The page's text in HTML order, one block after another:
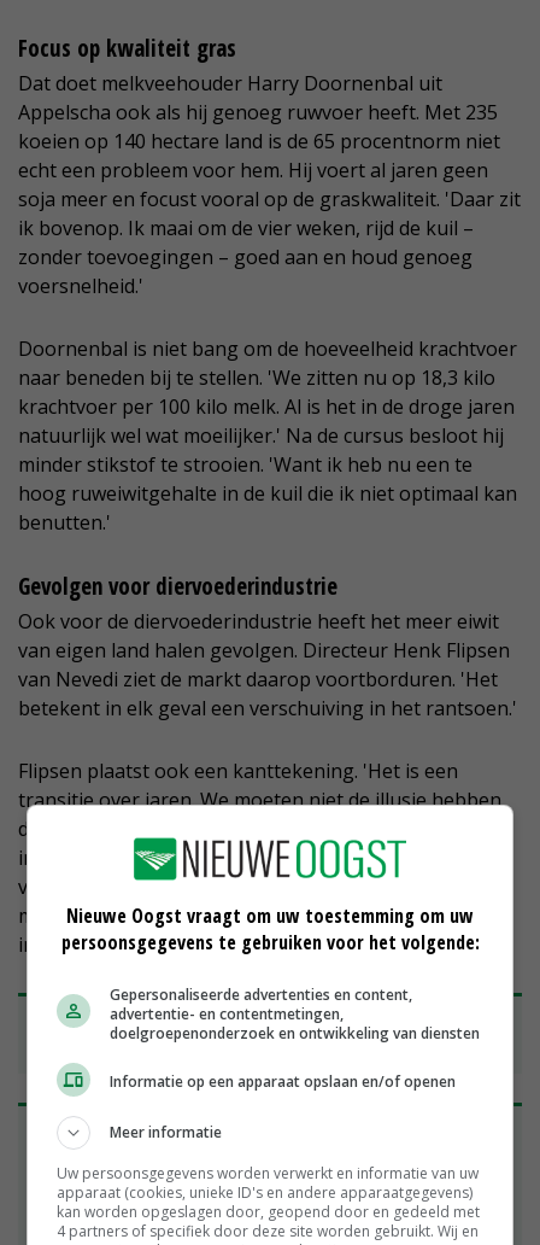
Focus op kwaliteit gras
Dat doet melkveehouder Harry Doornenbal uit
Appelscha ook als hij genoeg ruwvoer heeft. Met 235
koeien op 140 hectare land is de 65 procentnorm niet
echt een probleem voor hem. Hij voert al jaren geen
soja meer en focust vooral op de graskwaliteit. 'Daar zit
ik bovenop. Ik maai om de vier weken, rijd de kuil –
zonder toevoegingen – goed aan en houd genoeg
voersnelheid.'
Doornenbal is niet bang om de hoeveelheid krachtvoer
naar beneden bij te stellen. 'We zitten nu op 18,3 kilo
krachtvoer per 100 kilo melk. Al is het in de droge jaren
natuurlijk wel wat moeilijker.' Na de cursus besloot hij
minder stikstof te strooien. 'Want ik heb nu een te
hoog ruweiwitgehalte in de kuil die ik niet optimaal kan
benutten.'
Gevolgen voor diervoederindustrie
Ook voor de diervoederindustrie heeft het meer eiwit
van eigen land halen gevolgen. Directeur Henk Flipsen
van Nevedi ziet de markt daarop voortborduren. 'Het
betekent in elk geval een verschuiving in het rantsoen.'
Flipsen plaatst ook een kanttekening. 'Het is een
transitie over jaren. We moeten niet de illusie hebben
dat we de komende twintig jaar kunnen zonder de
import van sojaeiwit. Dat is nu gewoon nog nodig om
volwaardige rantsoenen voor landbouwdieren te
maken. Als er over 25 jaar uitstekende eiwitteelten zijn
in Europa, is dat prima. Maar zover is het nu nog niet.'
'Als iedereen 5 procent verbetert, zijn we op
De Nederlandse melkveehouderij is altijd een
grondgebonden sector geweest. Een goede
verhouding tussen grond en dier is van groot
belang. De zuivelsector kiest voor een
grondgebonden melkveehouderij en weidegang
Nieuwe Oogst vraagt om uw toestemming om uw
persoonsgegevens te gebruiken voor het volgende:
Gepersonaliseerde advertenties en content,
advertentie- en contentmetingen,
doelgroepenonderzoek en ontwikkeling van diensten
Informatie op een apparaat opslaan en/of openen
Meer informatie
Uw persoonsgegevens worden verwerkt en informatie van uw
apparaat (cookies, unieke ID's en andere apparaatgegevens)
kan worden opgeslagen door, geopend door en gedeeld met
4 partners of specifiek door deze site worden gebruikt. Wij en